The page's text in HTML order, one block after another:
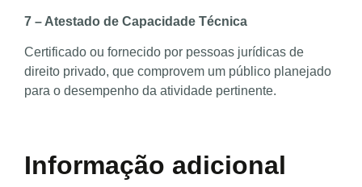
7 – Atestado de Capacidade Técnica
Certificado ou fornecido por pessoas jurídicas de
direito privado, que comprovem um público planejado
para o desempenho da atividade pertinente.
Informação adicional